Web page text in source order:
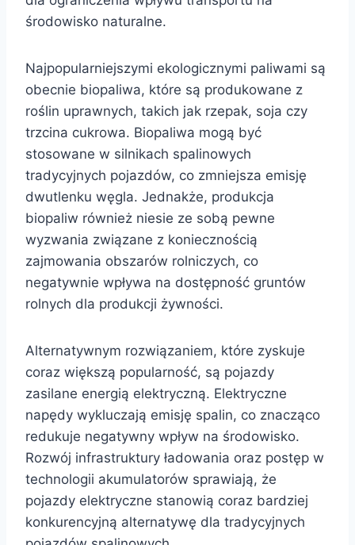
środowisko naturalne.
Najpopularniejszymi ekologicznymi paliwami są
obecnie biopaliwa, które są produkowane z
roślin uprawnych, takich jak rzepak, soja czy
trzcina cukrowa. Biopaliwa mogą być
stosowane w silnikach spalinowych
tradycyjnych pojazdów, co zmniejsza emisję
dwutlenku węgla. Jednakże, produkcja
biopaliw również niesie ze sobą pewne
wyzwania związane z koniecznością
zajmowania obszarów rolniczych, co
negatywnie wpływa na dostępność gruntów
rolnych dla produkcji żywności.
Alternatywnym rozwiązaniem, które zyskuje
coraz większą popularność, są pojazdy
zasilane energią elektryczną. Elektryczne
napędy wykluczają emisję spalin, co znacząco
redukuje negatywny wpływ na środowisko.
Rozwój infrastruktury ładowania oraz postęp w
technologii akumulatorów sprawiają, że
pojazdy elektryczne stanowią coraz bardziej
konkurencyjną alternatywę dla tradycyjnych